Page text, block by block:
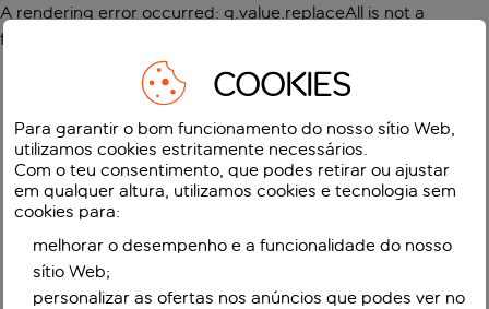
A rendering error occurred: g.value.replaceAll is not a
function
COOKIES
Para garantir o bom funcionamento do nosso sítio Web,
utilizamos cookies estritamente necessários.
Com o teu consentimento, que podes retirar ou ajustar
em qualquer altura, utilizamos cookies e tecnologia sem
cookies para:
melhorar o desempenho e a funcionalidade do nosso
sítio Web;
personalizar as ofertas nos anúncios que podes ver no